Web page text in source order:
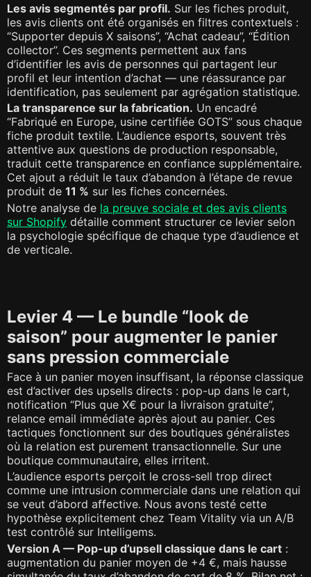
Les avis segmentés par profil. Sur les fiches produit,
les avis clients ont été organisés en filtres contextuels :
“Supporter depuis X saisons”, “Achat cadeau”, “Édition
collector”. Ces segments permettent aux fans
d’identifier les avis de personnes qui partagent leur
profil et leur intention d’achat — une réassurance par
identification, pas seulement par agrégation statistique.
La transparence sur la fabrication. Un encadré
“Fabriqué en Europe, usine certifiée GOTS” sous chaque
fiche produit textile. L’audience esports, souvent très
attentive aux questions de production responsable,
traduit cette transparence en confiance supplémentaire.
Cet ajout a réduit le taux d’abandon à l’étape de revue
produit de 11 % sur les fiches concernées.
Notre analyse de la preuve sociale et des avis clients
sur Shopify détaille comment structurer ce levier selon
la psychologie spécifique de chaque type d’audience et
de verticale.
Levier 4 — Le bundle “look de
saison” pour augmenter le panier
sans pression commerciale
Face à un panier moyen insuffisant, la réponse classique
est d’activer des upsells directs : pop-up dans le cart,
notification “Plus que X€ pour la livraison gratuite”,
relance email immédiate après ajout au panier. Ces
tactiques fonctionnent sur des boutiques généralistes
où la relation est purement transactionnelle. Sur une
boutique communautaire, elles irritent.
L’audience esports perçoit le cross-sell trop direct
comme une intrusion commerciale dans une relation qui
se veut d’abord affective. Nous avons testé cette
hypothèse explicitement chez Team Vitality via un A/B
test contrôlé sur Intelligems.
Version A — Pop-up d’upsell classique dans le cart :
augmentation du panier moyen de +4 €, mais hausse